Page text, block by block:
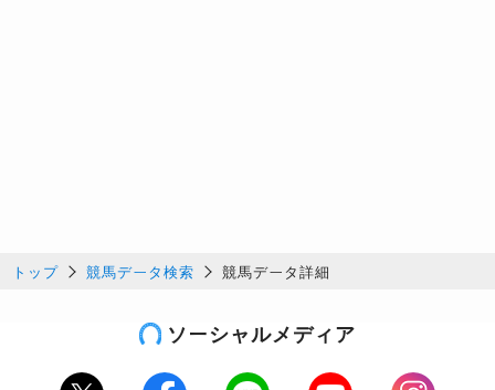
トップ 競馬データ検索 競馬データ詳細
ソーシャルメディア